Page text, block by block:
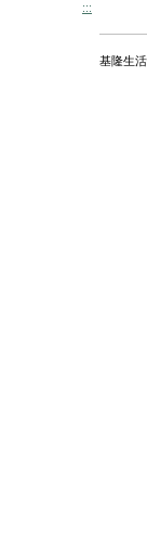
:::
基隆生